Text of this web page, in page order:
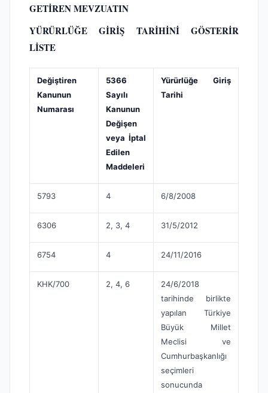
GETİREN MEVZUATIN
YÜRÜRLÜĞE GİRİŞ TARİHİNİ GÖSTERİR
LİSTE
Değiştiren
Kanunun
Numarası
5366
Sayılı
Kanunun
Değişen
veya İptal
Edilen
Maddeleri
Yürürlüğe Giriş
Tarihi
5793 4 6/8/2008
6306 2, 3, 4 31/5/2012
6754 4 24/11/2016
KHK/700 2, 4, 6
24/6/2018
tarihinde birlikte
yapılan Türkiye
Büyük Millet
Meclisi ve
Cumhurbaşkanlığı
seçimleri
sonucunda